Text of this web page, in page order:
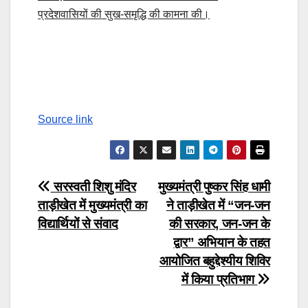
प्रदेशवासियों की सुख-समृद्धि की कामना की।
navigation
Source link
Post
navigation
मुख्यमंत्री पुष्कर सिंह धामी
ने ताड़ीखेत में “जन-जन
की सरकार, जन-जन के
द्वार” अभियान के तहत
आयोजित बहुद्देश्यीय शिविर
में किया प्रतिभाग
सरस्वती शिशु मंदिर
ताड़ीखेत में मुख्यमंत्री का
विद्यार्थियों से संवाद